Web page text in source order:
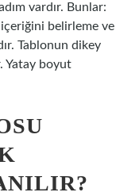
vardır. Bunlar:
belirleme ve
Tablonun dikey
Yatay boyut